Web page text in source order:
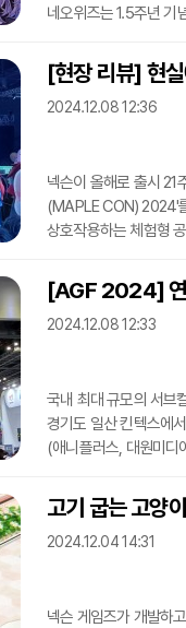
네오위즈는 1.5주년 기
브라운더스트2 개발사
현장에는 1.5주년 이벤
이뤄졌다. 바니걸 차림
[현장 리뷰] 현
2024.12.08 12:36
넥슨이 올해로 출시 21
(MAPLE CON) 2024'
상호작용하는 체험형
메이플스토리 세계관
테마로 한 공간이 마련
캐릭터들을 테마로 한
[AGF 2024] 연
2024.12.08 12:33
국내 최대 규모의 서브
경기도 일산 킨텍스에
(애니플러스, 대원미디
메가박스도 후원사로
있게 열렸다. 메인 무
컬래버레이션한 공간
고기 굽는 고양
2024.12.04 14:31
넥슨 게임즈가 개발하